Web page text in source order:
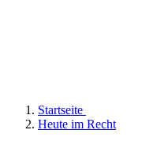
Startseite
Heute im Recht